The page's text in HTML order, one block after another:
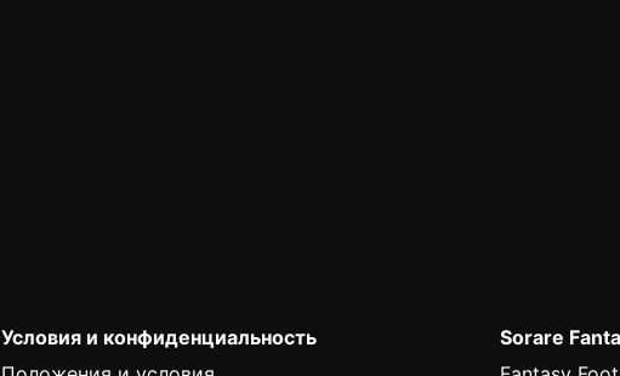
Условия и конфиденциальность
Sorare